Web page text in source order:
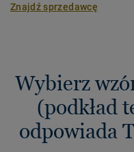
Znajdź sprzedawcę
Wybierz
(podkład
odpowiada